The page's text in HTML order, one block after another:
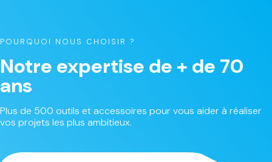
POURQUOI NOUS CHOISIR ?
Notre expertise de + de 70
ans
Plus de 500 outils et accessoires pour vous aider à réaliser
vos projets les plus ambitieux.